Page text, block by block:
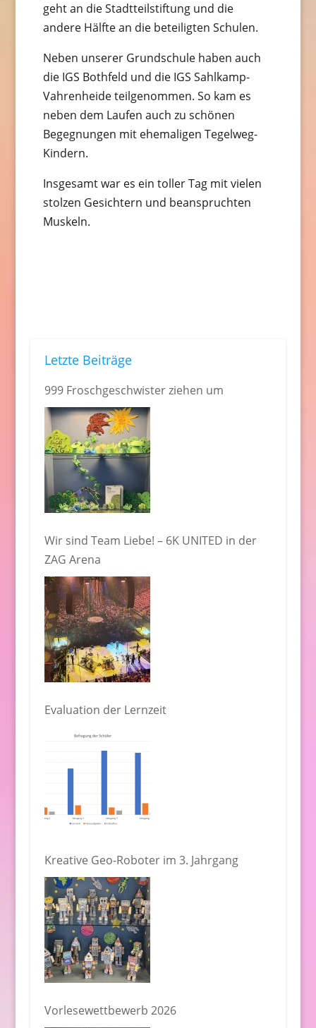
geht an die Stadtteilstiftung und die
andere Hälfte an die beteiligten Schulen.
Neben unserer Grundschule haben auch
die IGS Bothfeld und die IGS Sahlkamp-
Vahrenheide teilgenommen. So kam es
neben dem Laufen auch zu schönen
Begegnungen mit ehemaligen Tegelweg-
Kindern.
Insgesamt war es ein toller Tag mit vielen
stolzen Gesichtern und beanspruchten
Muskeln.
Letzte Beiträge
999 Froschgeschwister ziehen um
Wir sind Team Liebe! – 6K UNITED in der
ZAG Arena
Evaluation der Lernzeit
Kreative Geo-Roboter im 3. Jahrgang
Vorlesewettbewerb 2026